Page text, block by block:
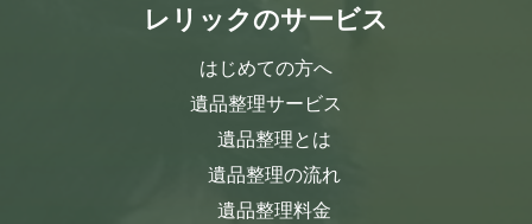
レリックのサービス
はじめての方へ
遺品整理サービス
遺品整理とは
遺品整理の流れ
遺品整理料金